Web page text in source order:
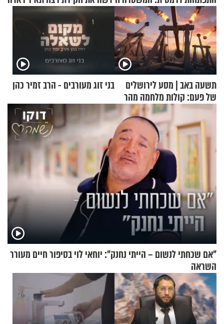
תשעה באב | מסע לירושלים
של פעם: קולות מלחמה מהר
הזיתים
בני זוג מעורבים - הרב זמיר כהן
"אם שכחתי לנשום – הייתי נחנק": יוחאי לוי בסיפור חיים מעורר
השראה